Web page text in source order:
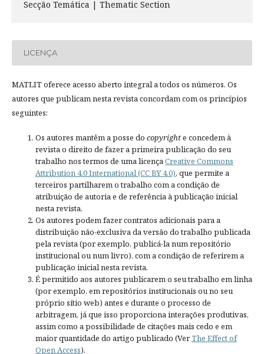
Secção Temática | Thematic Section
LICENÇA
MATLIT oferece acesso aberto integral a todos os números. Os
autores que publicam nesta revista concordam com os princípios
seguintes:
Os autores mantêm a posse do copyrighte concedem à
revista o direito de fazer a primeira publicação do seu
trabalho nos termos de uma licençaCreative Commons
Attribution 4.0 International (CC BY 4.0), que permite a
terceiros partilharem o trabalho com a condição de
atribuição de autoria e de referência à publicação inicial
nesta revista.
Os autores podem fazer contratos adicionais para a
distribuição não-exclusiva da versão do trabalho publicada
pela revista (por exemplo, publicá-la num repositório
institucional ou num livro), com a condição de referirem a
publicação inicial nesta revista.
É permitido aos autores publicarem o seu trabalho em linha
(por exemplo, em repositórios institucionais ou no seu
próprio sítio web) antes e durante o processo de
arbitragem, já que isso proporciona interações produtivas,
assim como a possibilidade de citações mais cedo e em
maior quantidade do artigo publicado (VerThe Effect of
Open Access).